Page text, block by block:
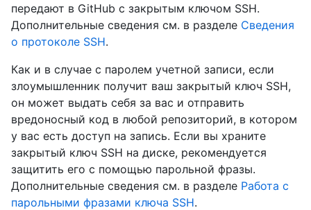
передают в GitHub с закрытым ключом SSH.
Дополнительные сведения см. в разделе Сведения
о протоколе SSH.
Как и в случае с паролем учетной записи, если
злоумышленник получит ваш закрытый ключ SSH,
он может выдать себя за вас и отправить
вредоносный код в любой репозиторий, в котором
у вас есть доступ на запись. Если вы храните
закрытый ключ SSH на диске, рекомендуется
защитить его с помощью парольной фразы.
Дополнительные сведения см. в разделе Работа с
парольными фразами ключа SSH.